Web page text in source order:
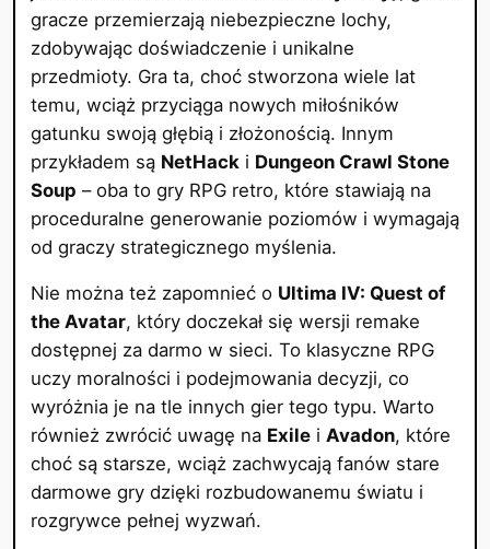
gracze przemierzają niebezpieczne lochy,
zdobywając doświadczenie i unikalne
przedmioty. Gra ta, choć stworzona wiele lat
temu, wciąż przyciąga nowych miłośników
gatunku swoją głębią i złożonością. Innym
przykładem są NetHack i Dungeon Crawl Stone
Soup – oba to gry RPG retro, które stawiają na
proceduralne generowanie poziomów i wymagają
od graczy strategicznego myślenia.
Nie można też zapomnieć o Ultima IV: Quest of
the Avatar, który doczekał się wersji remake
dostępnej za darmo w sieci. To klasyczne RPG
uczy moralności i podejmowania decyzji, co
wyróżnia je na tle innych gier tego typu. Warto
również zwrócić uwagę na Exilei Avadon, które
choć są starsze, wciąż zachwycają fanów stare
darmowe gry dzięki rozbudowanemu światu i
rozgrywce pełnej wyzwań.